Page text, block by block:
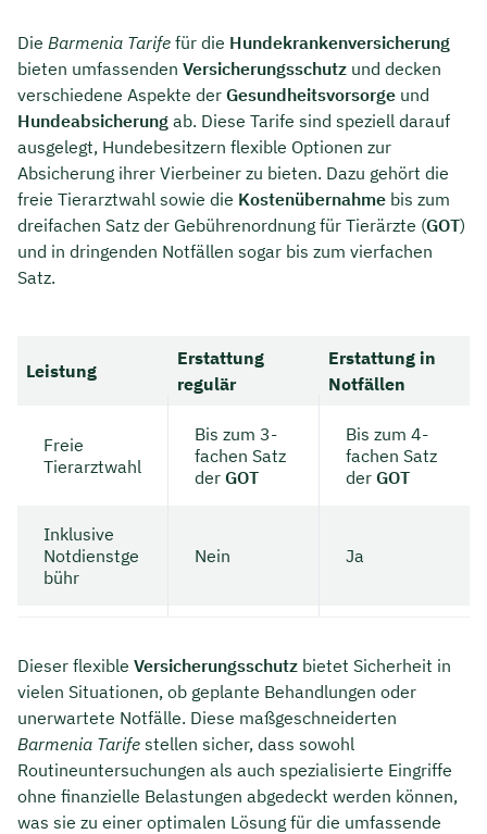
Die Barmenia Tarife für die Hundekrankenversicherung
bieten umfassenden Versicherungsschutz und decken
verschiedene Aspekte der Gesundheitsvorsorge und
Hundeabsicherung ab. Diese Tarife sind speziell darauf
ausgelegt, Hundebesitzern flexible Optionen zur
Absicherung ihrer Vierbeiner zu bieten. Dazu gehört die
freie Tierarztwahl sowie die Kostenübernahme bis zum
dreifachen Satz der Gebührenordnung für Tierärzte (GOT)
und in dringenden Notfällen sogar bis zum vierfachen
Satz.
Leistung
Erstattung
regulär
Erstattung in
Notfällen
Freie
Tierarztwahl
Bis zum 3-
fachen Satz
der GOT
Bis zum 4-
fachen Satz
der GOT
Inklusive
Notdienstge
bühr
Nein Ja
Dieser flexible Versicherungsschutz bietet Sicherheit in
vielen Situationen, ob geplante Behandlungen oder
unerwartete Notfälle. Diese maßgeschneiderten
Barmenia Tarife stellen sicher, dass sowohl
Routineuntersuchungen als auch spezialisierte Eingriffe
ohne finanzielle Belastungen abgedeckt werden können,
was sie zu einer optimalen Lösung für die umfassende